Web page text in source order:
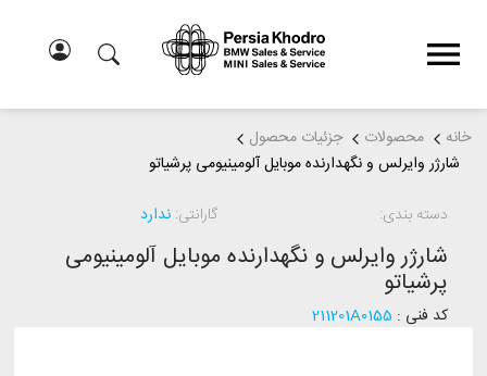
خانه محصولات
جزئیات محصول
شارژر وایرلس و نگهدارنده موبایل آلومینیومی پرشیاتو
دسته بندی:
گارانتی: ندارد
شارژر وایرلس و نگهدارنده موبایل آلومینیومی
پرشیاتو
کد فنی : 211201A0155